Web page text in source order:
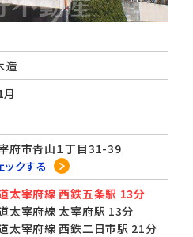
造
府市青山１丁目31-39
ックする
太宰府線 西鉄五条駅 13分
太宰府線 太宰府駅 13分
太宰府線 西鉄二日市駅 21分